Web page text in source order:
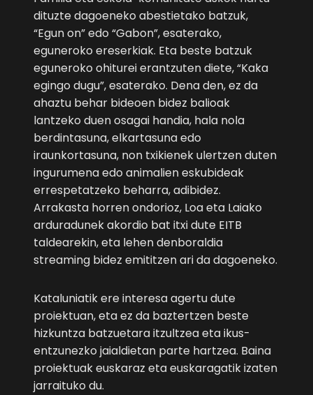
dituzte dagoeneko abestietako batzuk,
“Egun on” edo “Gabon”, esaterako,
eguneroko ereserkiak. Eta beste batzuk
eguneroko ohiturei erantzuten diete, “Kaka
egingo dugu”, esaterako. Dena den, ez da
ahaztu behar bideoen bidez balioak
lantzeko duen osagai handia, hala nola
berdintasuna, elkartasuna edo
iraunkortasuna, non txikienek ulertzen duten
ingurumena edo animalien eskubideak
errespetatzeko beharra, adibidez.
Arrakasta horren ondorioz, Loa eta Laiako
arduradunek akordio bat itxi dute EITB
taldearekin, eta lehen denboraldia
streaming bidez emititzen ari da dagoeneko.
Kataluniatik ere interesa agertu dute
proiektuan, eta ez da baztertzen beste
hizkuntza batzuetara itzultzea eta ikus-
entzunezko jaialdietan parte hartzea. Baina
proiektuak euskaraz eta euskaragatik izaten
jarraituko du.